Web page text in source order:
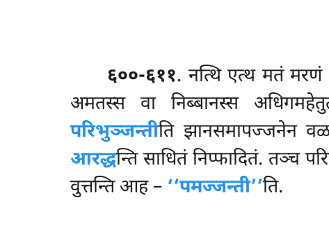
६००-६११. नत्थिएत्थ मतं मरणं
अमतस्स वा निब्बानस्स
परिभुञ्जन्तीति झानसमापज्जनेन
आरद्धन्ति साधितं निप्फादितं. तञ्च
वुत्तन्ति आह – ‘‘पमज्जन्ती’’ति.